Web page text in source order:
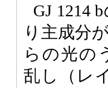
GJ 1214
り主成分
らの光の
乱し（レ